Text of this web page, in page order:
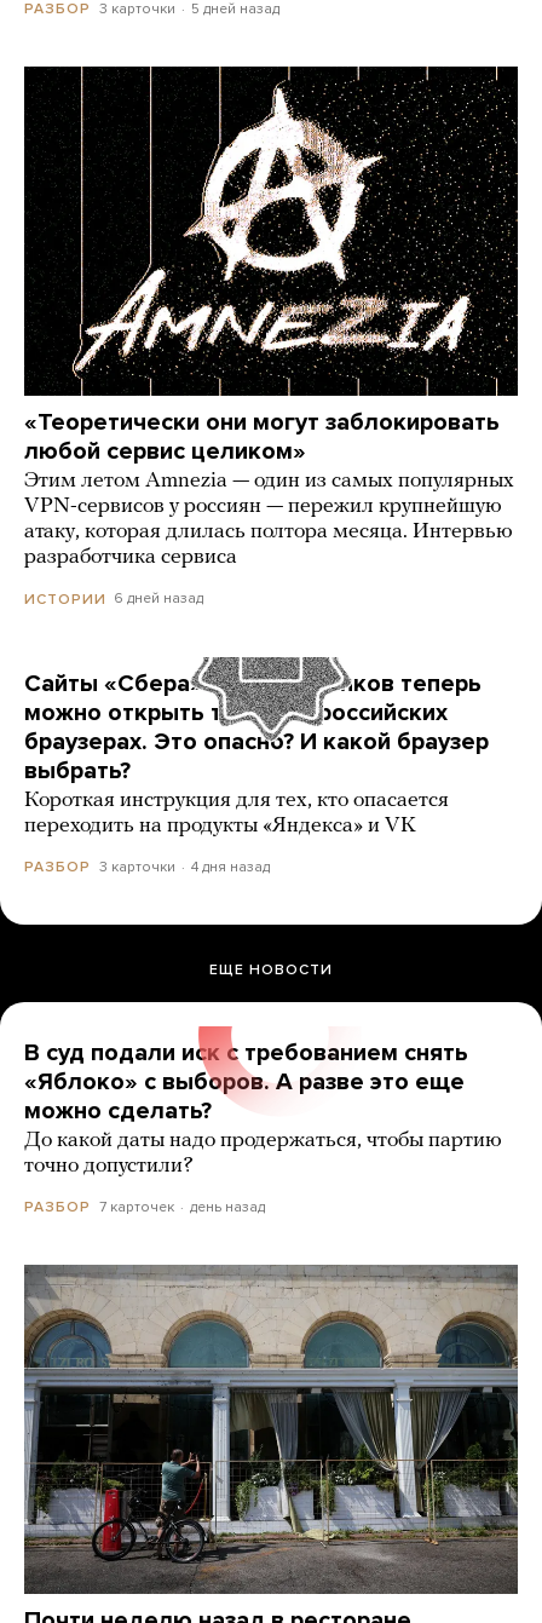
РАЗБОР 3 карточки 5 дней назад
«Теоретически они могут заблокировать
любой сервис целиком»
Этим летом Amnezia — один из самых популярных
VPN-сервисов у россиян — пережил крупнейшую
атаку, которая длилась полтора месяца. Интервью
разработчика сервиса
ИСТОРИИ 6 дней назад
Сайты «Сбера» и других банков теперь
можно открыть только в российских
браузерах. Это опасно? И какой браузер
выбрать?
Короткая инструкция для тех, кто опасается
переходить на продукты «Яндекса» и VK
РАЗБОР 3 карточки 4 дня назад
ЕЩЕ НОВОСТИ
В суд подали иск с требованием снять
«Яблоко» с выборов. А разве это еще
можно сделать?
До какой даты надо продержаться, чтобы партию
точно допустили?
РАЗБОР 7 карточек день назад